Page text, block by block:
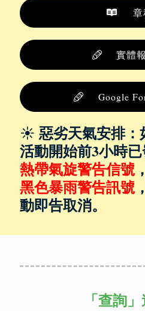
章
實體
Google
☀️ 惡劣天氣安排
活動開始前3小時
熱帶氣旋警告信號
黑色暴雨警告訊號
動即告取消。
「查詢」